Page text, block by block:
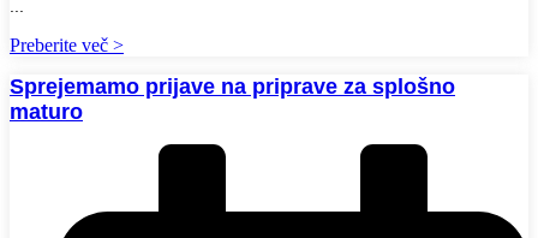
Preberite več >
Sprejemamo prijave na priprave za splošno
maturo